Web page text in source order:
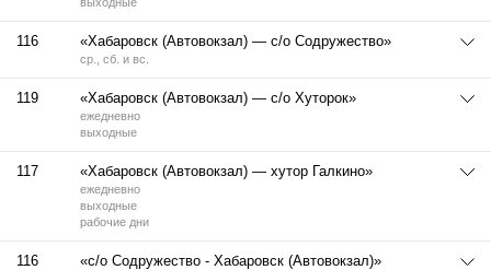
116 «Хабаровск (Автовокзал) — с/о Содружество»
ср., сб. и вс.
119 «Хабаровск (Автовокзал) — с/о Хуторок»
ежедневно
выходные
117 «Хабаровск (Автовокзал) — хутор Галкино»
ежедневно
выходные
рабочие дни
116 «с/о Содружество - Хабаровск (Автовокзал)»